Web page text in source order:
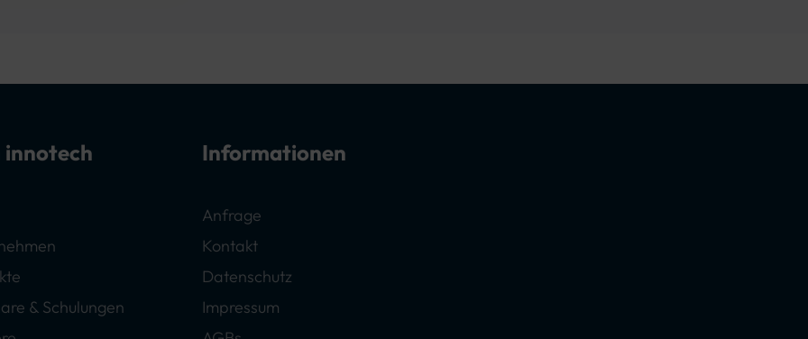
innotech
& Schulungen
Informationen
Anfrage
Kontakt
Datenschutz
Impressum